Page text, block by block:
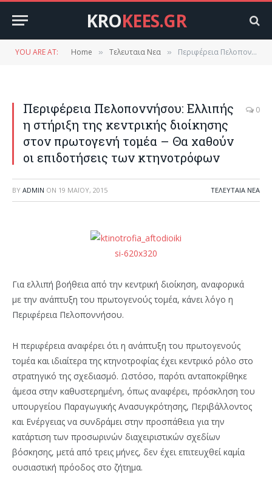
KROKEES.GR
YOU ARE AT: Home » Τελευταια Νεα » Περιφέρεια Πελοποννήσου: Ελλιπής η στήριξη της κεντρικής διοίκησης στον πρωτογενή τομέα – Θα χαθούν οι επιδοτήσεις των κτηνοτρόφων
Περιφέρεια Πελοποννήσου: Ελλιπής
η στήριξη της κεντρικής διοίκησης
στον πρωτογενή τομέα – Θα χαθούν
οι επιδοτήσεις των κτηνοτρόφων
0
BY ADMIN ON 19 ΜΑΪ́ΟΥ, 2015 ΤΕΛΕΥΤΑΙΑ ΝΕΑ
Για ελλιπή βοήθεια από την κεντρική διοίκηση, αναφορικά
με την ανάπτυξη του πρωτογενούς τομέα, κάνει λόγο η
Περιφέρεια Πελοποννήσου.
Η περιφέρεια αναφέρει ότι η ανάπτυξη του πρωτογενούς
τομέα και ιδιαίτερα της κτηνοτροφίας έχει κεντρικό ρόλο στο
στρατηγικό της σχεδιασμό. Ωστόσο, παρότι ανταποκρίθηκε
άμεσα στην καθυστερημένη, όπως αναφέρει, πρόσκληση του
υπουργείου Παραγωγικής Ανασυγκρότησης, Περιβάλλοντος
και Ενέργειας να συνδράμει στην προσπάθεια για την
κατάρτιση των προσωρινών διαχειριστικών σχεδίων
βόσκησης, μετά από τρεις μήνες, δεν έχει επιτευχθεί καμία
ουσιαστική πρόοδος στο ζήτημα.